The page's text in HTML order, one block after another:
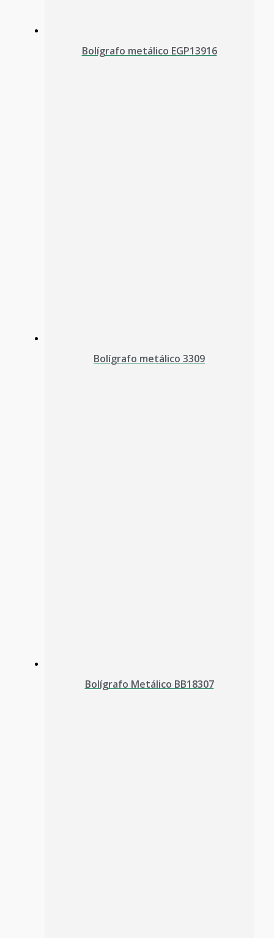
Bolígrafo metálico EGP13916
Bolígrafo metálico 3309
Bolígrafo Metálico BB18307